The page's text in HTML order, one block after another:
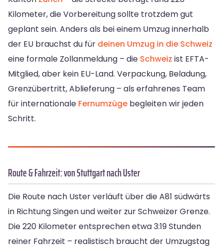
Kilometer, die Vorbereitung sollte trotzdem gut
geplant sein. Anders als bei einem Umzug innerhalb
der EU brauchst du für deinen Umzug in die Schweiz
eine formale Zollanmeldung – die Schweiz ist EFTA-
Mitglied, aber kein EU-Land. Verpackung, Beladung,
Grenzübertritt, Ablieferung – als erfahrenes Team
für internationale Fernumzüge begleiten wir jeden
Schritt.
Route & Fahrzeit: von Stuttgart nach Uster
Die Route nach Uster verläuft über die A81 südwärts
in Richtung Singen und weiter zur Schweizer Grenze.
Die 220 Kilometer entsprechen etwa 3:19 Stunden
reiner Fahrzeit – realistisch braucht der Umzugstag